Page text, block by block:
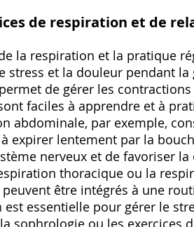
de respiration et de
la respiration et la pratique
stress et la douleur pendant
de gérer les
faciles à apprendre et à
abdominale, par exemple,
expirer lentement par la
nerveux et de favoriser
thoracique ou la
être intégrés à une
est essentielle pour gérer le